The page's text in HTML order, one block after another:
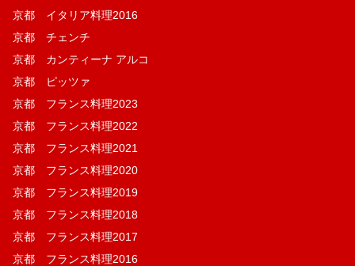
京都 イタリア料理2016
京都 チェンチ
京都 カンティーナ アルコ
京都 ピッツァ
京都 フランス料理2023
京都 フランス料理2022
京都 フランス料理2021
京都 フランス料理2020
京都 フランス料理2019
京都 フランス料理2018
京都 フランス料理2017
京都 フランス料理2016